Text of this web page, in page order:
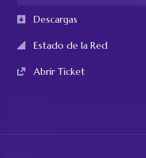
Descargas
Estado de la Red
Abrir Ticket